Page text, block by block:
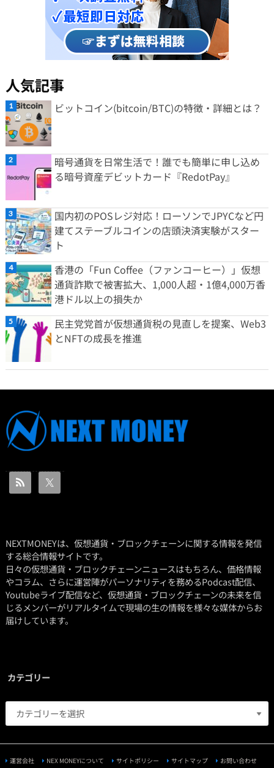
人気記事
ビットコイン(bitcoin/BTC)の特徴・詳細とは？
暗号通貨を日常生活で！誰でも簡単に申し込め
る暗号資産デビットカード『RedotPay』
国内初のPOSレジ対応！ローソンでJPYCなど円
建てステーブルコインの店頭決済実験がスター
ト
香港の「Fun Coffee（ファンコーヒー）」仮想
通貨詐欺で被害拡大、1,000人超・1億4,000万香
港ドル以上の損失か
民主党党首が仮想通貨税の見直しを提案、Web3
とNFTの成長を推進
NEXTMONEYは、仮想通貨・ブロックチェーンに関する情報を発信
する総合情報サイトです。
日々の仮想通貨・ブロックチェーンニュースはもちろん、価格情報
やコラム、さらに運営陣がパーソナリティを務めるPodcast配信、
Youtubeライブ配信など、仮想通貨・ブロックチェーンの未来を信
じるメンバーがリアルタイムで現場の生の情報を様々な媒体からお
届けしています。
カテゴリー
運営会社 NEX MONEYについて サイトポリシー サイトマップ お問い合わせ